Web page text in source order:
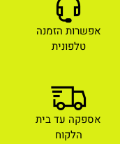
אפשרות הזמנה
טלפונית
אספקה עד בית
הלקוח